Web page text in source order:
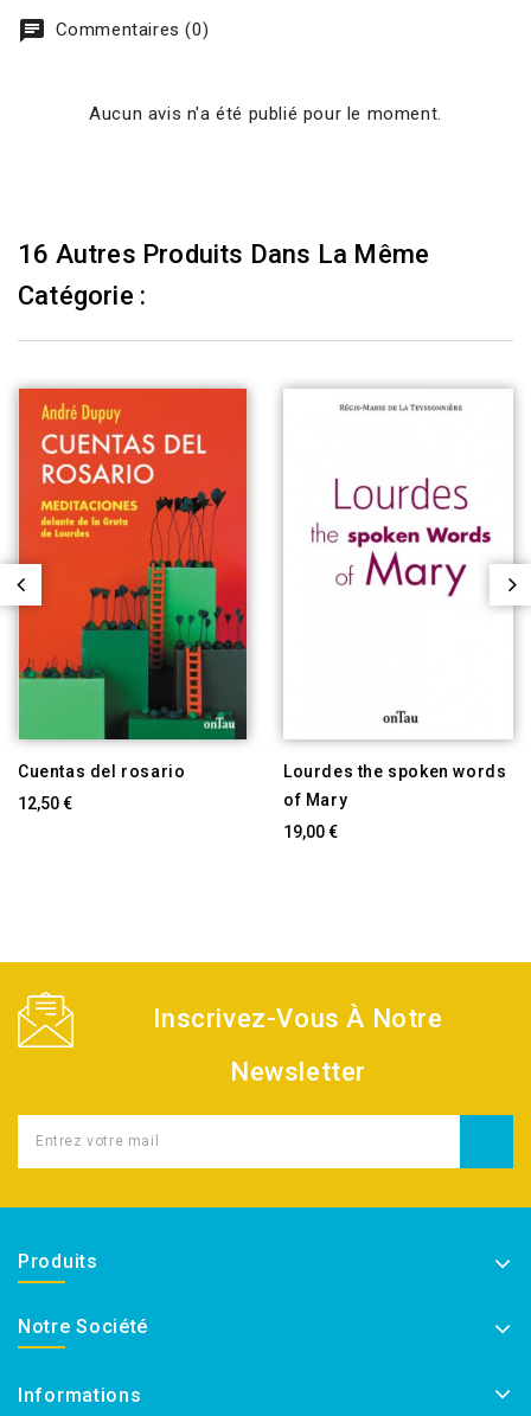
chat Commentaires (0)
Aucun avis n'a été publié pour le moment.
16 Autres Produits Dans La Même
Catégorie :
Cuentas del rosario
12,50 €
Lourdes the spoken words
of Mary
19,00 €
Inscrivez-Vous À Notre
Newsletter
Produits
Notre Société
Informations